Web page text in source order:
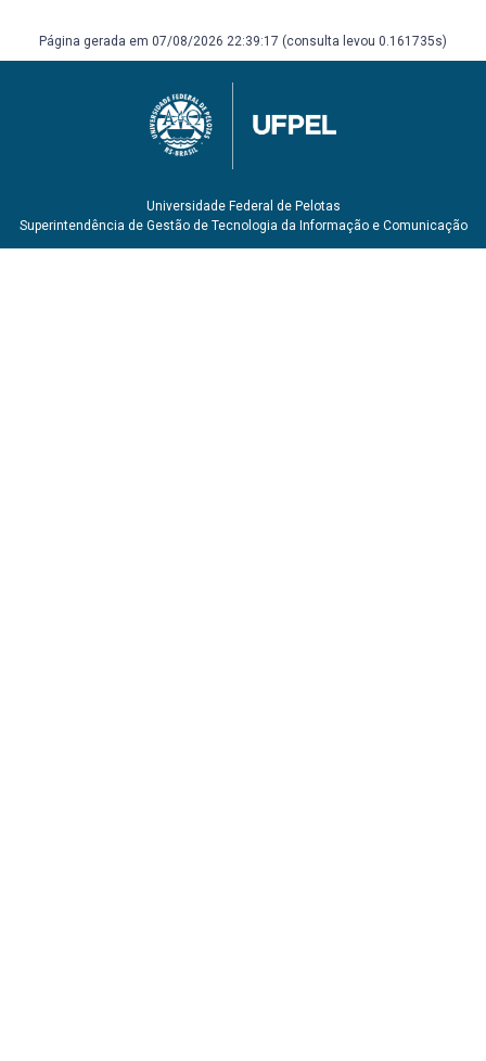
Página gerada em 07/08/2026 22:39:17 (consulta levou 0.161735s)
Universidade Federal de Pelotas
Superintendência de Gestão de Tecnologia da Informação e Comunicação